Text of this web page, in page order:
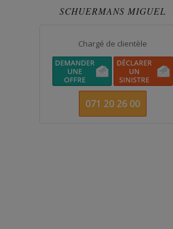
SCHUERMANS MIGUEL
Chargé de clientèle
071 20 26 00